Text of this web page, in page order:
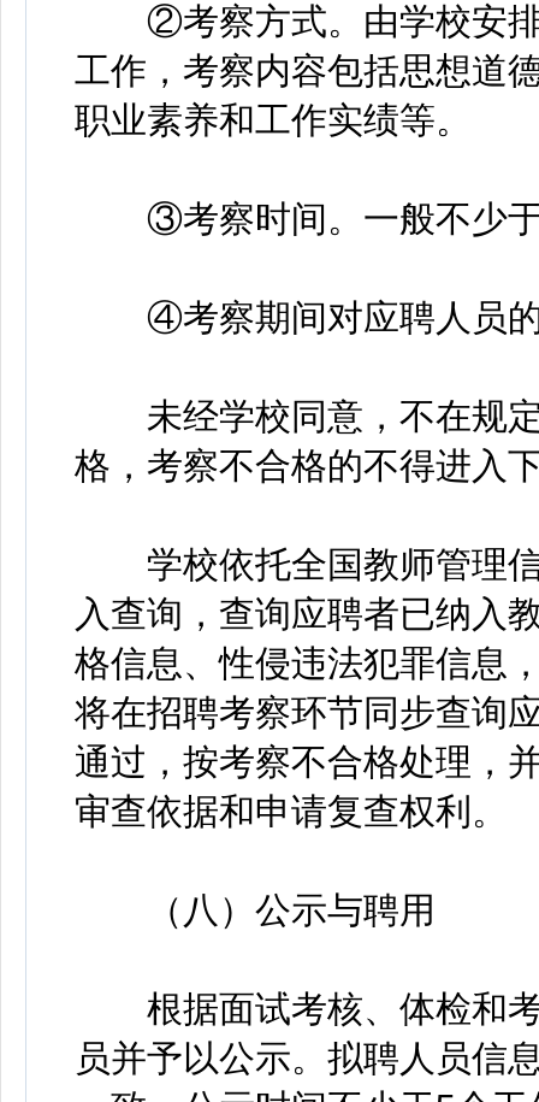
②考察方式。由学校安排
工作，考察内容包括思想道
职业素养和工作实绩等。
③考察时间。一般不少于
④考察期间对应聘人员的
未经学校同意，不在规定
格，考察不合格的不得进入
学校依托全国教师管理信
入查询，查询应聘者已纳入
格信息、性侵违法犯罪信息
将在招聘考察环节同步查询
通过，按考察不合格处理，
审查依据和申请复查权利。
（八）公示与聘用
根据面试考核、体检和考
员并予以公示。拟聘人员信